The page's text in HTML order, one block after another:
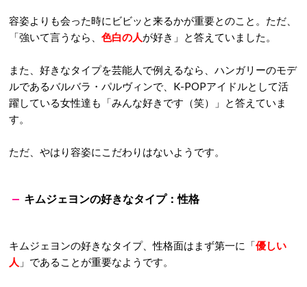
容姿よりも会った時にビビッと来るかが重要とのこと。ただ、
「強いて言うなら、 色白の人が好き」と答えていました。
また、好きなタイプを芸能人で例えるなら、ハンガリーのモデ
ルであるバルバラ・パルヴィンで、K-POPアイドルとして活
躍している女性達も「みんな好きです（笑）」と答えていま
す。
ただ、やはり容姿にこだわりはないようです。
キムジェヨンの好きなタイプ：性格
キムジェヨンの好きなタイプ、性格面はまず第一に「優しい
人 」であることが重要なようです。